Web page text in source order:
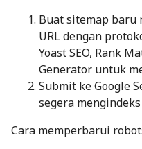
Buat sitemap baru
URL dengan
Yoast SEO, Rank
Generator untuk
Submit ke Google
segera
Cara memperbarui